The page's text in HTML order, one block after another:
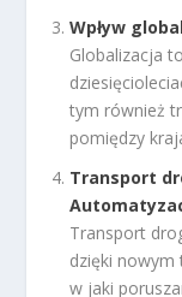
Wpływ
Globalizacja
tym również
pomiędzy
Transport
Transport
dzięki
w jaki